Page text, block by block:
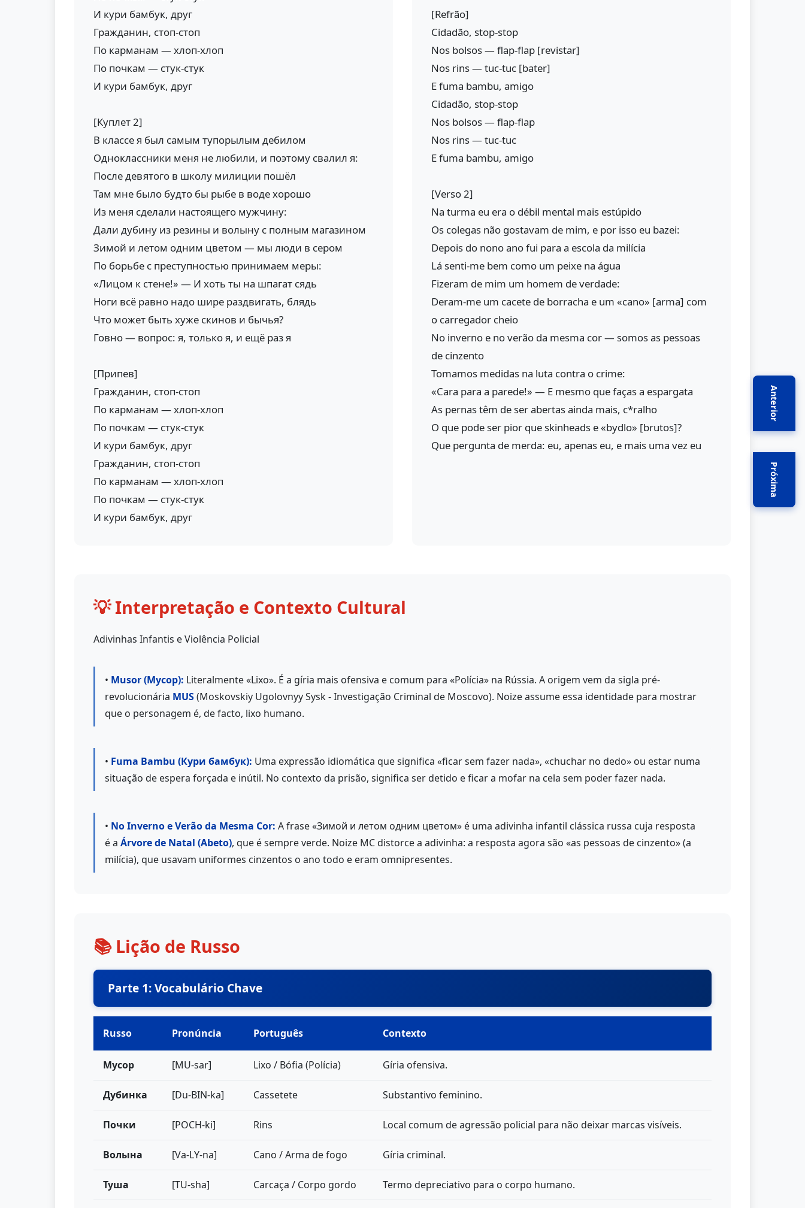
Anterior
Próxima
И кури бамбук, друг
Гражданин, стоп-стоп
По карманам — хлоп-хлоп
По почкам — стук-стук
И кури бамбук, друг
[Куплет 2]
В классе я был самым тупорылым дебилом
Одноклассники меня не любили, и поэтому свалил я:
После девятого в школу милиции пошёл
Там мне было будто бы рыбе в воде хорошо
Из меня сделали настоящего мужчину:
Дали дубину из резины и волыну с полным магазином
Зимой и летом одним цветом — мы люди в сером
По борьбе с преступностью принимаем меры:
«Лицом к стене!» — И хоть ты на шпагат сядь
Ноги всё равно надо шире раздвигать, блядь
Что может быть хуже скинов и бычья?
Говно — вопрос: я, только я, и ещё раз я
[Припев]
Гражданин, стоп-стоп
По карманам — хлоп-хлоп
По почкам — стук-стук
И кури бамбук, друг
Гражданин, стоп-стоп
По карманам — хлоп-хлоп
По почкам — стук-стук
И кури бамбук, друг
[Refrão]
Cidadão, stop-stop
Nos bolsos — flap-flap [revistar]
Nos rins — tuc-tuc [bater]
E fuma bambu, amigo
Cidadão, stop-stop
Nos bolsos — flap-flap
Nos rins — tuc-tuc
E fuma bambu, amigo
[Verso 2]
Na turma eu era o débil mental mais estúpido
Os colegas não gostavam de mim, e por isso eu bazei:
Depois do nono ano fui para a escola da milícia
Lá senti-me bem como um peixe na água
Fizeram de mim um homem de verdade:
Deram-me um cacete de borracha e um «cano» [arma] com
o carregador cheio
No inverno e no verão da mesma cor — somos as pessoas
de cinzento
Tomamos medidas na luta contra o crime:
«Cara para a parede!» — E mesmo que faças a espargata
As pernas têm de ser abertas ainda mais, c*ralho
O que pode ser pior que skinheads e «bydlo» [brutos]?
Que pergunta de merda: eu, apenas eu, e mais uma vez eu
💡 Interpretação e Contexto Cultural
Adivinhas Infantis e Violência Policial
• Musor (Мусор): Literalmente «Lixo». É a gíria mais ofensiva e comum para «Polícia» na Rússia. A origem vem da sigla pré-
revolucionária MUS(Moskovskiy Ugolovnyy Sysk - Investigação Criminal de Moscovo). Noize assume essa identidade para mostrar
que o personagem é, de facto, lixo humano.
• Fuma Bambu (Кури бамбук): Uma expressão idiomática que significa «ficar sem fazer nada», «chuchar no dedo» ou estar numa
situação de espera forçada e inútil. No contexto da prisão, significa ser detido e ficar a mofar na cela sem poder fazer nada.
• No Inverno e Verão da Mesma Cor: A frase «Зимой и летом одним цветом» é uma adivinha infantil clássica russa cuja resposta
é a Árvore de Natal (Abeto), que é sempre verde. Noize MC distorce a adivinha: a resposta agora são «as pessoas de cinzento» (a
milícia), que usavam uniformes cinzentos o ano todo e eram omnipresentes.
📚 Lição de Russo
Parte 1: Vocabulário Chave
Russo Pronúncia Português Contexto
Мусор [MU-sar] Lixo / Bófia (Polícia) Gíria ofensiva.
Дубинка [Du-BIN-ka] Cassetete Substantivo feminino.
Почки [POCH-ki] Rins Local comum de agressão policial para não deixar marcas visíveis.
Волына [Va-LY-na] Cano / Arma de fogo Gíria criminal.
Туша [TU-sha] Carcaça / Corpo gordo Termo depreciativo para o corpo humano.